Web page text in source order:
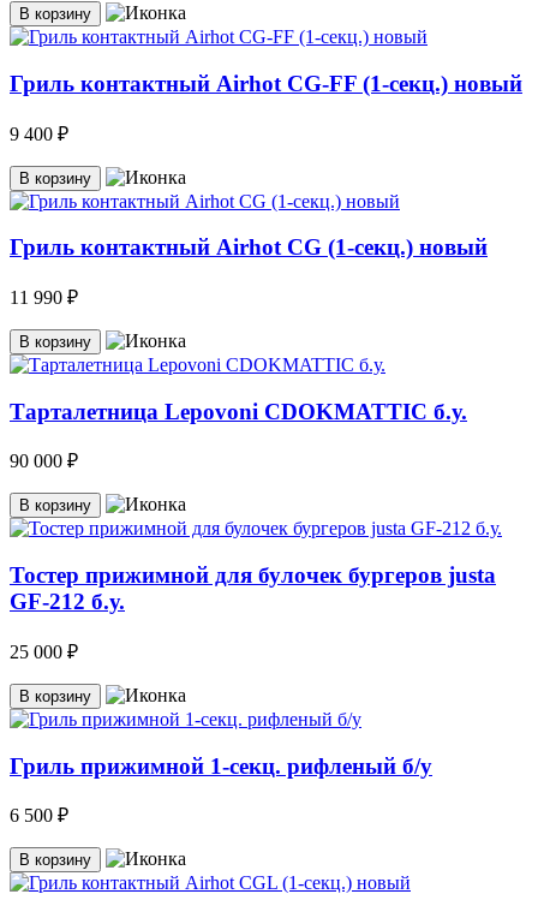
В корзину
Гриль контактный Airhot CG-FF (1-секц.) новый
9 400 ₽
В корзину
Гриль контактный Airhot CG (1-секц.) новый
11 990 ₽
В корзину
Тарталетница Lepovoni CDOKMATTIC б.у.
90 000 ₽
В корзину
Тостер прижимной для булочек бургеров justa
GF-212 б.у.
25 000 ₽
В корзину
Гриль прижимной 1-секц. рифленый б/у
6 500 ₽
В корзину